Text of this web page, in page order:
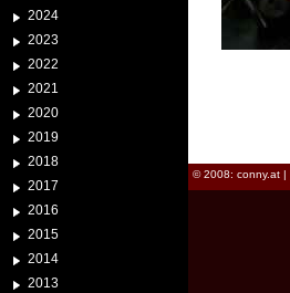
2024
2023
2022
2021
2020
2019
2018
2017
2016
2015
2014
2013
© 2008: conny.at |